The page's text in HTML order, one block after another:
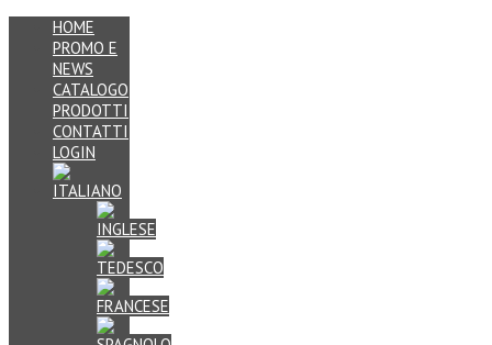
HOME
PROMO E
NEWS
CATALOGO
PRODOTTI
CONTATTI
LOGIN